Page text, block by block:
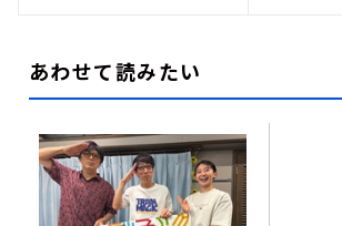
あわせて読みたい